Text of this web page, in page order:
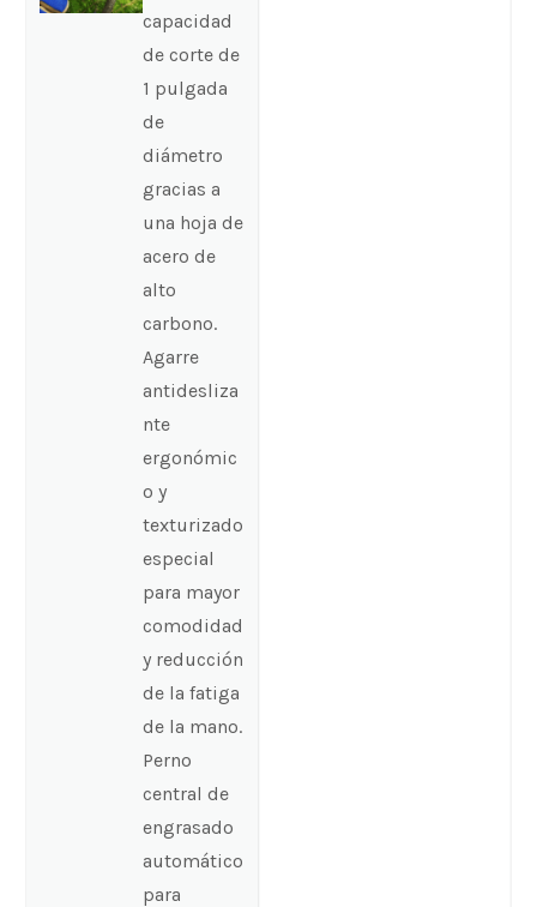
capacidad
de corte de
1 pulgada
de
diámetro
gracias a
una hoja de
acero de
alto
carbono.
Agarre
antidesliza
nte
ergonómic
o y
texturizado
especial
para mayor
comodidad
y reducción
de la fatiga
de la mano.
Perno
central de
engrasado
automático
para